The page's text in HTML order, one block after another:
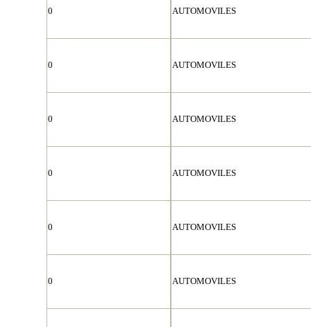
0 AUTOMOVILES
0 AUTOMOVILES
0 AUTOMOVILES
0 AUTOMOVILES
0 AUTOMOVILES
0 AUTOMOVILES